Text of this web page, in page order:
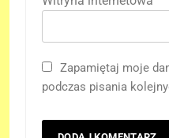
Zapamiętaj moje
podczas pisania